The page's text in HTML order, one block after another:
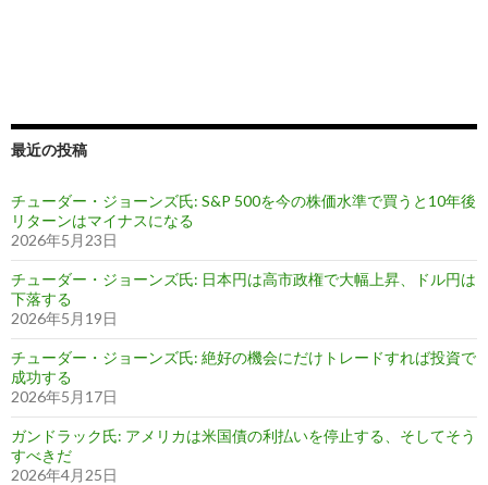
最近の投稿
チューダー・ジョーンズ氏: S&P 500を今の株価水準で買うと10年後
リターンはマイナスになる
2026年5月23日
チューダー・ジョーンズ氏: 日本円は高市政権で大幅上昇、ドル円は
下落する
2026年5月19日
チューダー・ジョーンズ氏: 絶好の機会にだけトレードすれば投資で
成功する
2026年5月17日
ガンドラック氏: アメリカは米国債の利払いを停止する、そしてそう
すべきだ
2026年4月25日